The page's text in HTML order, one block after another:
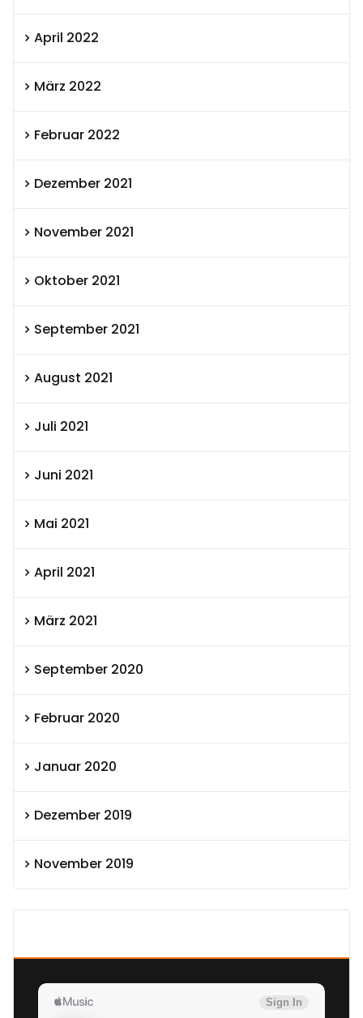
April 2022
März 2022
Februar 2022
Dezember 2021
November 2021
Oktober 2021
September 2021
August 2021
Juli 2021
Juni 2021
Mai 2021
April 2021
März 2021
September 2020
Februar 2020
Januar 2020
Dezember 2019
November 2019